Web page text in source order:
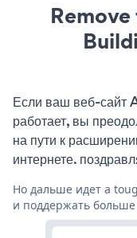
Если ваш веб-
работает, вы
на пути к
интернете.
Но дальше идет a
и поддержать больше